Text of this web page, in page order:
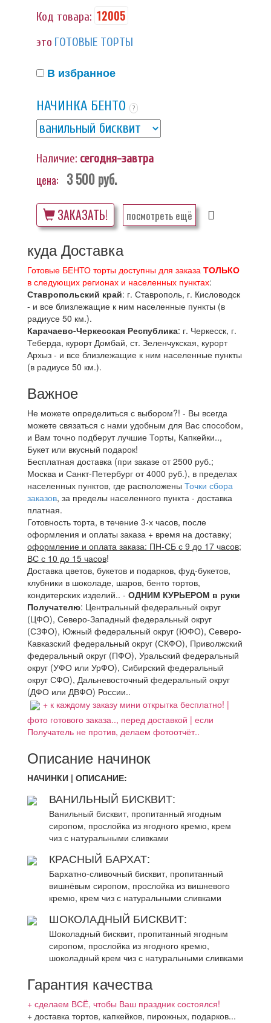
Код товара: 12005
это ГОТОВЫЕ ТОРТЫ
В избранное
НАЧИНКА БЕНТО ?
Наличие: сегодня-завтра
цена: 3 500руб.
ЗАКАЗАТЬ! посмотреть ещё
куда Доставка
Готовые БЕНТО торты доступны для заказа ТОЛЬКО
в следующих регионах и населенных пунктах:
Ставропольский край: г. Ставрополь, г. Кисловодск
- и все близлежащие к ним населенные пункты (в
радиусе 50 км.).
Карачаево-Черкесская Республика: г. Черкесск, г.
Теберда, курорт Домбай, ст. Зеленчукская, курорт
Архыз - и все близлежащие к ним населенные пункты
(в радиусе 50 км.).
Важное
Не можете определиться с выбором?! - Вы всегда
можете связаться с нами удобным для Вас способом,
и Вам точно подберут лучшие Торты, Капкейки..,
Букет или вкусный подарок!
Бесплатная доставка (при заказе от 2500 руб.;
Москва и Санкт-Петербург от 4000 руб.), в пределах
населенных пунктов, где расположены Точки сбора
заказов, за пределы населенного пункта - доставка
платная.
Готовность торта, в течение 3-х часов, после
оформления и оплаты заказа + время на доставку;
оформление и оплата заказа: ПН-СБ с 9 до 17 часов;
ВС с 10 до 15 часов!
Доставка цветов, букетов и подарков, фуд-букетов,
клубники в шоколаде, шаров, бенто тортов,
кондитерских изделий.. - ОДНИМ КУРЬЕРОМ в руки
Получателю: Центральный федеральный округ
(ЦФО), Северо-Западный федеральный округ
(СЗФО), Южный федеральный округ (ЮФО), Северо-
Кавказский федеральный округ (СКФО), Приволжский
федеральный округ (ПФО), Уральский федеральный
округ (УФО или УрФО), Сибирский федеральный
округ СФО), Дальневосточный федеральный округ
(ДФО или ДВФО) России..
+ к каждому заказу мини открытка бесплатно! |
фото готового заказа.., перед доставкой | если
Получатель не против, делаем фотоотчёт..
Описание начинок
НАЧИНКИ | ОПИСАНИЕ:
ВАНИЛЬНЫЙ БИСКВИТ:
Ванильный бисквит, пропитанный ягодным
сиропом, прослойка из ягодного кремю, крем
чиз с натуральными сливками
КРАСНЫЙ БАРХАТ:
Бархатно-сливочный бисквит, пропитанный
вишнёвым сиропом, прослойка из вишневого
кремю, крем чиз с натуральными сливками
ШОКОЛАДНЫЙ БИСКВИТ:
Шоколадный бисквит, пропитанный ягодным
сиропом, прослойка из ягодного кремю,
шоколадный крем чиз с натуральными сливками
Гарантия качества
+ сделаем ВСЁ, чтобы Ваш праздник состоялся!
+ доставка тортов, капкейков, пирожных, подарков...